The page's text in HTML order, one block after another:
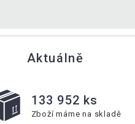
Aktuálně
133 952 ks
Zboží máme na skladě